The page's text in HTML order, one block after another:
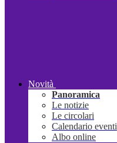
Novità
Panoramica
Le notizie
Le circolari
Calendario eventi
Albo online